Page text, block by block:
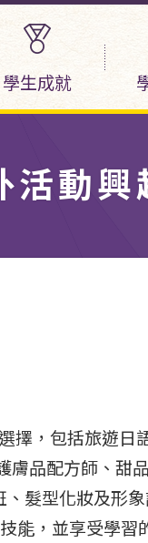
學生成就
活動興
，包括旅遊日
品配方師、甜
髮型化妝及形
能，並享受學習